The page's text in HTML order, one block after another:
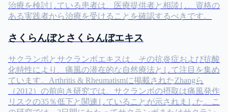
治療を検討している患者は、医療提供者と相談し、資格の
ある実践者から治療を受けることを確認するべきです。
さくらんぼとさくらんぼエキス
サクランボとサクランボエキスは、その抗炎症および抗酸
化特性により、痛風の潜在的な自然療法として注目を集め
ています。Arthritis & Rheumatismに掲載されたZhangら
（2012）の前向き研究では、サクランボの摂取は痛風発作
リスクの35％低下と関連していることが示されました。こ